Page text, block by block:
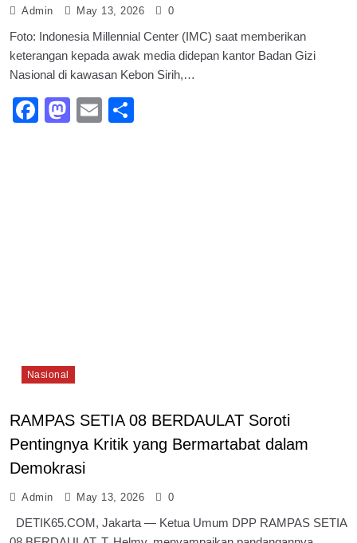
Admin May 13, 2026 0
Foto: Indonesia Millennial Center (IMC) saat memberikan
keterangan kepada awak media didepan kantor Badan Gizi
Nasional di kawasan Kebon Sirih,…
Facebook
Mastodon
Email
Nasional
RAMPAS SETIA 08 BERDAULAT Soroti
Pentingnya Kritik yang Bermartabat dalam
Demokrasi
Admin May 13, 2026 0
DETIK65.COM, Jakarta — Ketua Umum DPP RAMPAS SETIA